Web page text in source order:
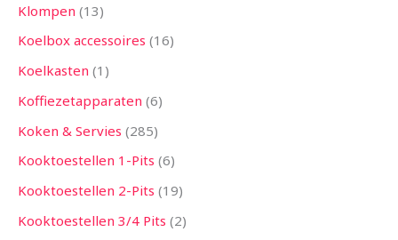
Klompen 13
Koelbox accessoires 16
Koelkasten 1
Koffiezetapparaten 6
Koken & Servies 285
Kooktoestellen 1-Pits 6
Kooktoestellen 2-Pits 19
Kooktoestellen 3/4 Pits 2